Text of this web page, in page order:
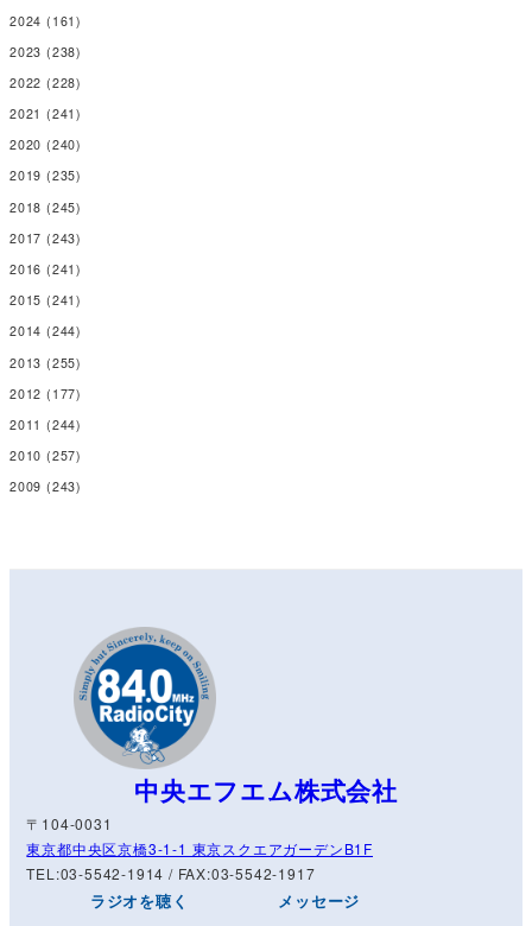
2024 (161)
2023 (238)
2022 (228)
2021 (241)
2020 (240)
2019 (235)
2018 (245)
2017 (243)
2016 (241)
2015 (241)
2014 (244)
2013 (255)
2012 (177)
2011 (244)
2010 (257)
2009 (243)
中央エフエム株式会社
〒104-0031
東京都中央区京橋3-1-1 東京スクエアガーデンB1F
TEL:03-5542-1914 / FAX:03-5542-1917
ラジオを聴く メッセージ